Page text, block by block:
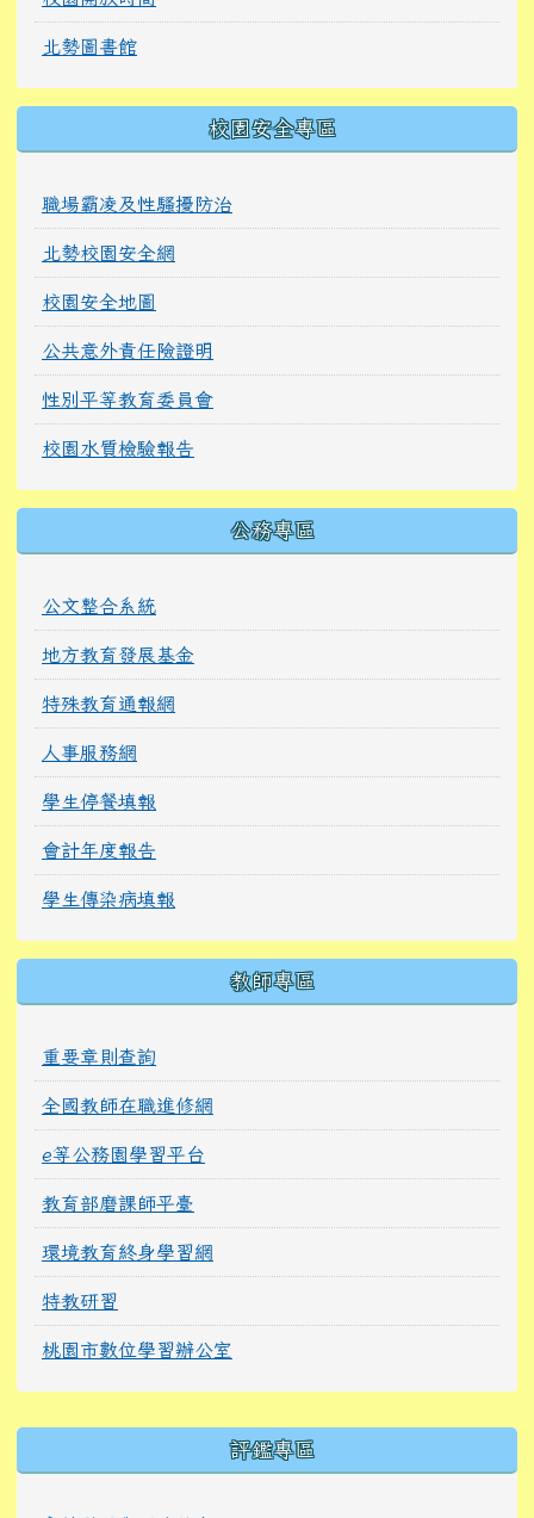
北勢圖書館
校園安全專區
職場霸凌及性騷擾防治
北勢校園安全網
校園安全地圖
公共意外責任險證明
性別平等教育委員會
校園水質檢驗報告
公務專區
公文整合系統
地方教育發展基金
特殊教育通報網
人事服務網
學生停餐填報
會計年度報告
學生傳染病填報
教師專區
重要章則查詢
全國教師在職進修網
e等公務園學習平台
教育部磨課師平臺
環境教育終身學習網
特教研習
桃園市數位學習辦公室
評鑑專區